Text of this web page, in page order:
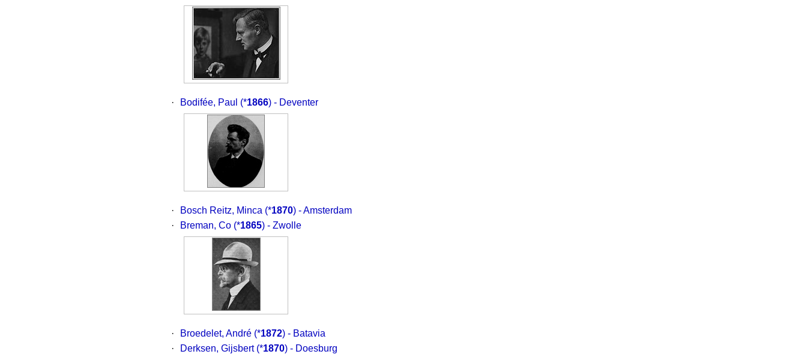
· Bodifée, Paul (*1866) - Deventer
· Bosch Reitz, Minca (*1870) - Amsterdam
·
Breman, Co (*1865) - Zwolle
· Broedelet, André (*1872) - Batavia
·
Derksen, Gijsbert (*1870) - Doesburg